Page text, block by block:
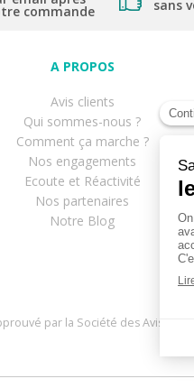
commande sans
A PROPOS
Avis clients
Qui sommes-nous ?
Comment ça marche ?
Nos engagements
Ecoute et Réactivité
Nos partenaires
Notre Blog
par la Société des Avis